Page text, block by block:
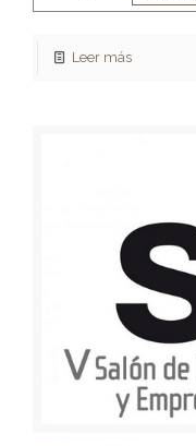
Leer más